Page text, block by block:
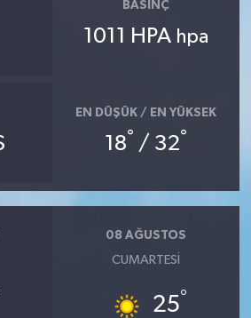
BASINÇ
1011 HPA hpa
EN DÜŞÜK / EN YÜKSEK
18° / 32°
08 AĞUSTOS
CUMARTESI
25°